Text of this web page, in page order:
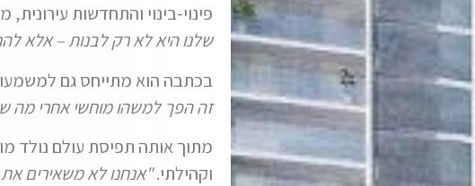
פינוי-בינוי והתחדשות עירונית,
שלנו היא לא רק לבנות – אלא
בכתבה הוא מתייחס גם
זה הפך למשהו מוחשי אחרי מה
מתוך אותה תפיסת עולם נולד
וקהילתי."אנחנו לא משאירים